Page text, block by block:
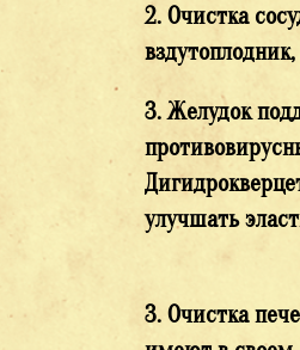
2. Очистка
3. Желудок
3. Очистка